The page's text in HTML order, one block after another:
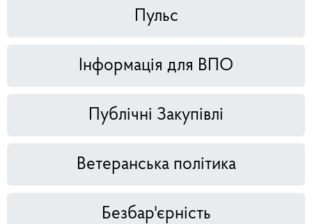
Пульс
Інформація для ВПО
Публічні Закупівлі
Ветеранська політика
Безбар'єрність